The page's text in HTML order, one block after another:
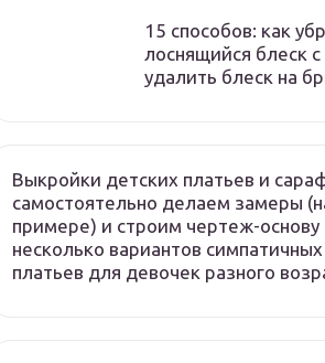
15 способов: как
лоснящийся блеск
удалить блеск на
Выкройки детских платьев и
самостоятельно делаем замеры
примере) и строим чертеж-основу
несколько вариантов симпатичных
платьев для девочек разного